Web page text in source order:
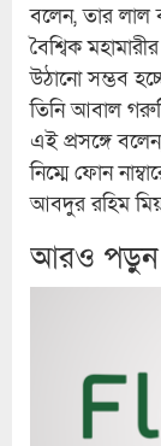
বলেন, তার
বৈশ্বিক
উঠানো সম্ভব
তিনি আবাল
এই প্রসঙ্গে
নিম্মে ফোন
আবদুর রহিম
আরও পড়ুন